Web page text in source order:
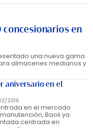
concesionarios en
una nueva gama
almacenes medianos y
aniversario en el
2019
en el mercado
Baoli ya
centrada en